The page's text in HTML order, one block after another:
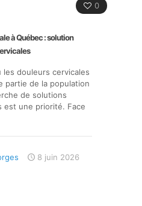
0
à Québec : solution
douleurs cervicales
partie de la population
de solutions
est une priorité. Face
8 juin 2026